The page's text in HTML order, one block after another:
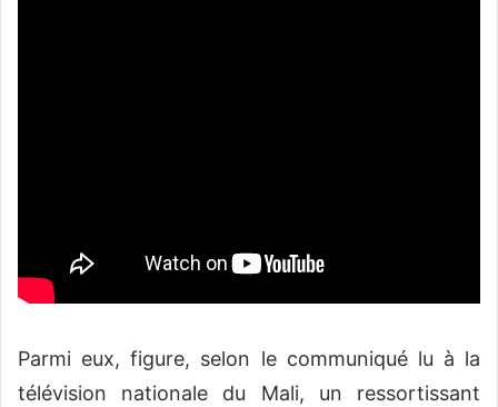
Parmi eux, figure, selon le communiqué lu à la
télévision nationale du Mali, un ressortissant